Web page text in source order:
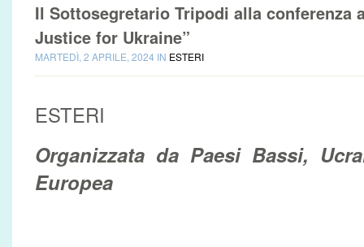
Il Sottosegretario Tripodi alla conferenza
Justice for Ukraine”
MARTEDÌ, 2 APRILE, 2024 IN ESTERI
ESTERI
Organizzata da Paesi Bassi,
Europea